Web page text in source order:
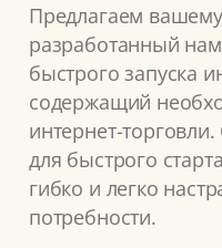
Предлагаем
разработанный
быстрого запуска
содержащий
интернет-
для быстрого
гибко и легко
потребности.